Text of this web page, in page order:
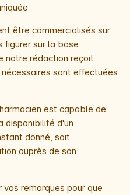
être commercialisés sur
figurer sur la base
notre rédaction reçoit
sont effectuées
est capable de
disponibilité d'un
donné, soit
auprès de son
remarques pour que